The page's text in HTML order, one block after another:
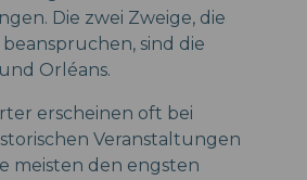
Die zwei Zweige, die
sind die
Orléans.
erscheinen oft bei
Veranstaltungen
meisten den engsten